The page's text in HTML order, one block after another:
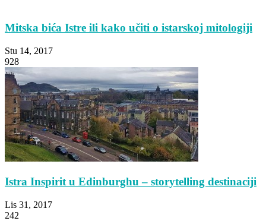
Mitska bića Istre ili kako učiti o istarskoj mitologiji
Stu 14, 2017
928
Istra Inspirit u Edinburghu – storytelling destinaciji
Lis 31, 2017
242